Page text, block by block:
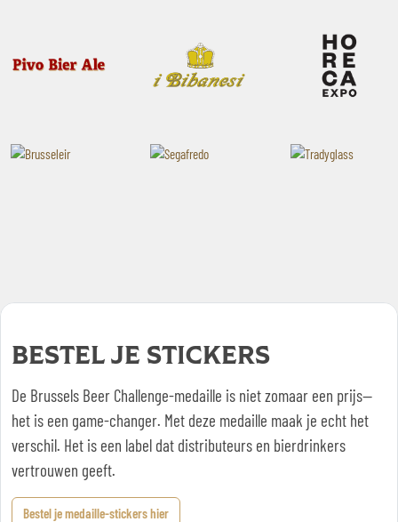
BESTEL JE STICKERS
De Brussels Beer Challenge-medaille is niet zomaar een prijs—
het is een game-changer. Met deze medaille maak je echt het
verschil. Het is een label dat distributeurs en bierdrinkers
vertrouwen geeft.
Bestel je medaille-stickers hier